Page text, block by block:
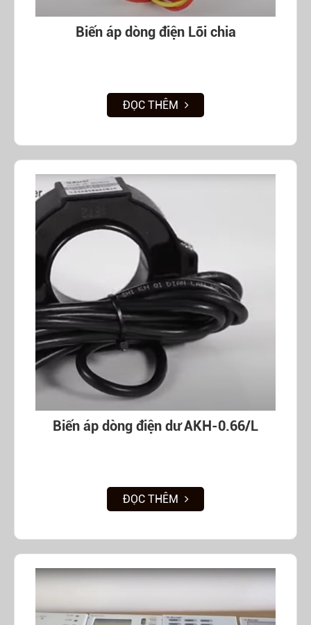
Biến áp dòng điện Lõi chia
ĐỌC THÊM
Biến áp dòng điện dư AKH-0.66/L
ĐỌC THÊM